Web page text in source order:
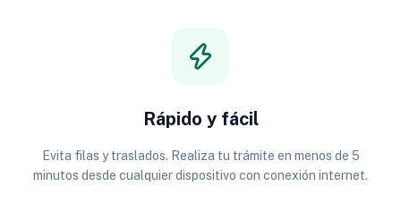
Rápido y fácil
Evita filas y traslados. Realiza tu trámite en menos de 5
minutos desde cualquier dispositivo con conexión internet.